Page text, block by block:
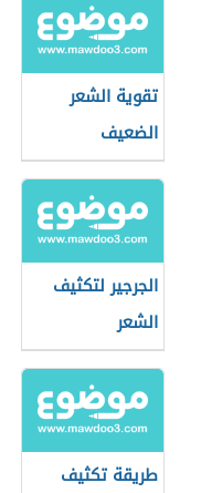
تقوية الشعر
الضعيف
الجرجير لتكثيف
الشعر
طريقة تكثيف